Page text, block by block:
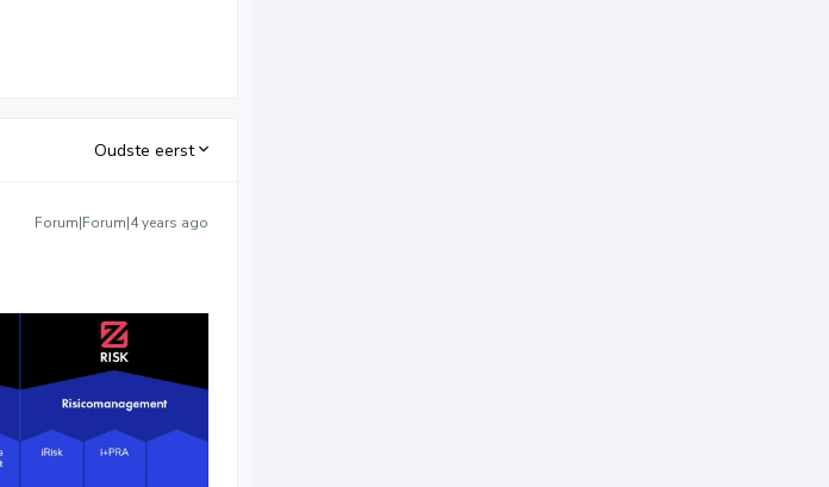
Oudste eerst
Forum|Forum|4 years ago